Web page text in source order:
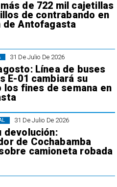
más de 722 mil cajetillas
de contrabando en
de Antofagasta
31 De Julio De 2026
Línea de buses
E-01 cambiará su
los fines de semana en
31 De Julio De 2026
devolución:
de Cochabamba
camioneta robada